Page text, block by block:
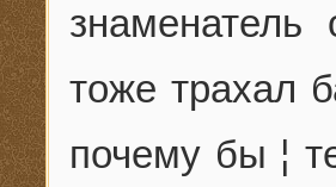
тоже трахал
почему бы ¦